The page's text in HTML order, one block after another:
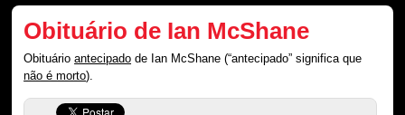
Obituário de Ian McShane
Obituárioantecipado de Ian McShane (“antecipado” significa que
não é morto).